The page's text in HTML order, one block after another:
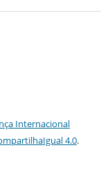
Internacional
4.0.